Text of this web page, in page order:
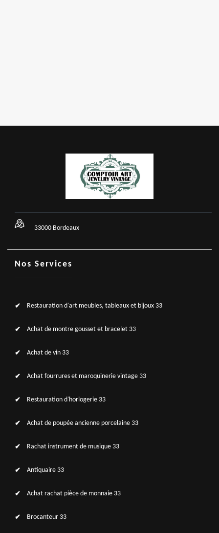
33000 Bordeaux
Nos Services
Restauration d'art meubles, tableaux et bijoux 33
Achat de montre gousset et bracelet 33
Achat de vin 33
Achat fourrures et maroquinerie vintage 33
Restauration d'horlogerie 33
Achat de poupée ancienne porcelaine 33
Rachat instrument de musique 33
Antiquaire 33
Achat rachat pièce de monnaie 33
Brocanteur 33